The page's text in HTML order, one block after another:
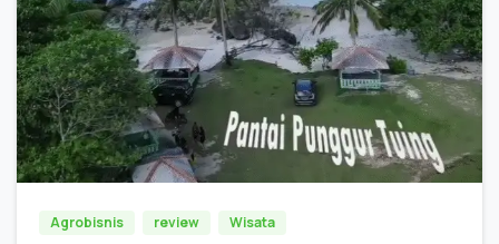
5
Agrobisnis review Wisata